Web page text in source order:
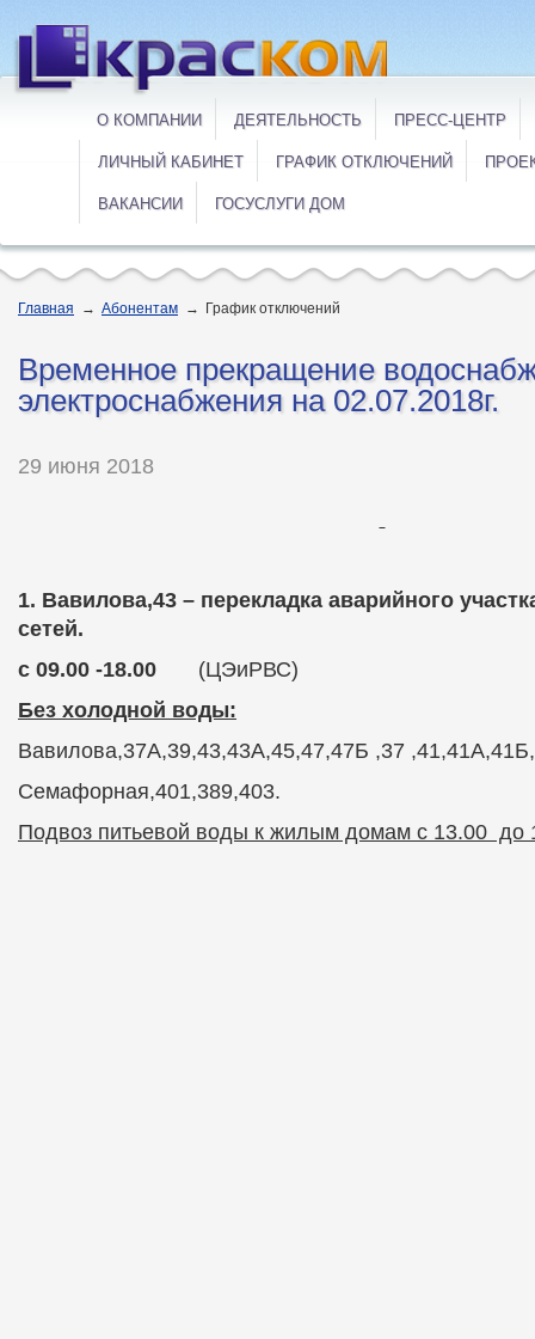
О КОМПАНИИ ДЕЯТЕЛЬНОСТЬ ПРЕСС-ЦЕНТР
ЛИЧНЫЙ КАБИНЕТ ГРАФИК ОТКЛЮЧЕНИЙ
ВАКАНСИИ ГОСУСЛУГИ ДОМ
Главная → Абонентам → График отключений
Временное прекращение
электроснабжения на 02.07.2018г.
29 июня 2018
1. Вавилова,43 – перекладка аварийного
сетей.
с 09.00 -18.00 (ЦЭиРВС)
Без холодной воды:
Вавилова,37А,39,43,43А,45,47,47Б ,37
Семафорная,401,389,403.
Подвоз питьевой воды к жилым домам с 13.00 до